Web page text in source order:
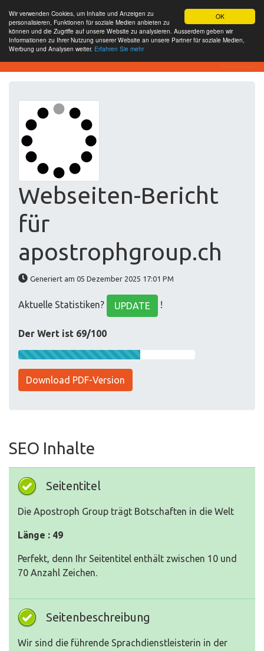
OK
Wir verwenden Cookies, um Inhalte und Anzeigen zu
personalisieren, Funktionen für soziale Medien anbieten zu
können und die Zugriffe auf unsere Website zu analysieren. Ausserdem geben wir
Informationen zu Ihrer Nutzung unserer Website an unsere Partner für soziale Medien,
Werbung und Analysen weiter. Erfahren Sie mehr
Website-SEO-Überprüfung
Webseiten-Bericht
für
apostrophgroup.ch
Generiert am 05 Dezember 2025 17:01 PM
Aktuelle Statistiken? UPDATE !
Der Wert ist 69/100
Download PDF-Version
SEO Inhalte
Seitentitel
Die Apostroph Group trägt Botschaften in die Welt
Länge : 49
Perfekt, denn Ihr Seitentitel enthält zwischen 10 und
70 Anzahl Zeichen.
Seitenbeschreibung
Wir sind die führende Sprachdienstleisterin in der